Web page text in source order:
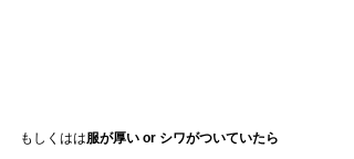
もしくはは服が厚い or シワがついていたら